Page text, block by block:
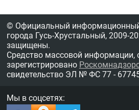
© Официальный информационный
города Гусь-Хрустальный, 2009-
защищены.
Средство массовой информации,
зарегистрировано
свидетельство ЭЛ № ФС 77 -
Мы в соцсетях: